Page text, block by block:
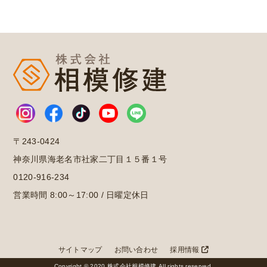
〒243-0424
神奈川県海老名市社家二丁目１５番１号
0120-916-234
営業時間 8:00～17:00 / 日曜定休日
サイトマップ お問い合わせ 採用情報